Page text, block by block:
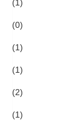
(1)
(0)
(1)
(1)
(2)
(1)